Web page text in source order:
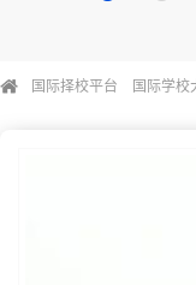
国际择校平台 国际学校